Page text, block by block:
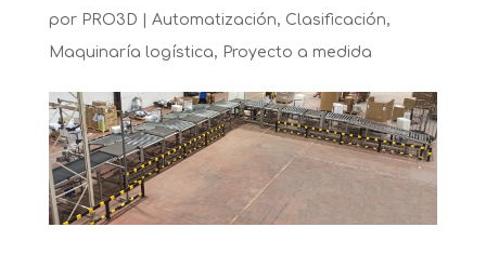
por PRO3D Automatización, Clasificación,
Maquinaría logística, Proyecto a medida